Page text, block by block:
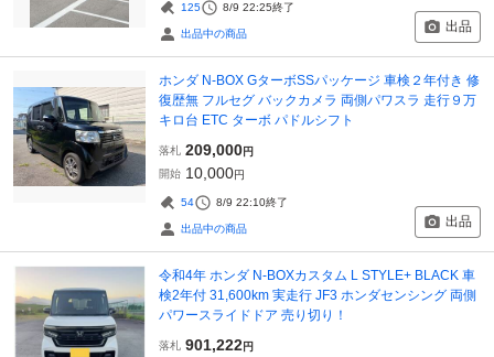
125 8/9 22:25終了
出品中の商品 出品
ホンダ N-BOX GターボSSパッケージ 車検２年付き 修
復歴無 フルセグ バックカメラ 両側パワスラ 走行９万
キロ台 ETC ターボ パドルシフト
落札 209,000円
開始 10,000円
54 8/9 22:10終了
出品中の商品 出品
令和4年 ホンダ N-BOXカスタム L STYLE+ BLACK 車
検2年付 31,600km 実走行 JF3 ホンダセンシング 両側
パワースライドドア 売り切り！
落札 901,222円